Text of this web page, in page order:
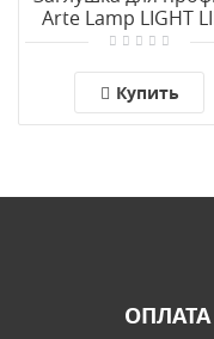
Arte Lamp LIGHT
A691005E
Купить